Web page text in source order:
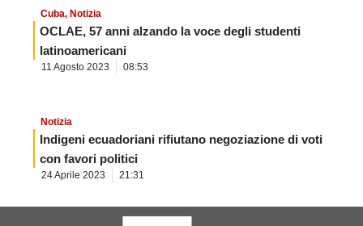
Cuba, Notizia
OCLAE, 57 anni alzando la voce degli studenti
latinoamericani
11 Agosto 2023 08:53
Notizia
Indigeni ecuadoriani rifiutano negoziazione di voti
con favori politici
24 Aprile 2023 21:31